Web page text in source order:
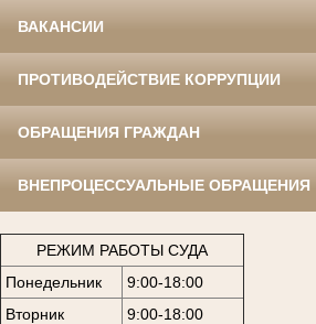
ВАКАНСИИ
ПРОТИВОДЕЙСТВИЕ КОРРУПЦИИ
ОБРАЩЕНИЯ ГРАЖДАН
ВНЕПРОЦЕССУАЛЬНЫЕ ОБРАЩЕНИЯ
РЕЖИМ РАБОТЫ СУДА
Понедельник
9:00-18:00
Вторник
9:00-18:00